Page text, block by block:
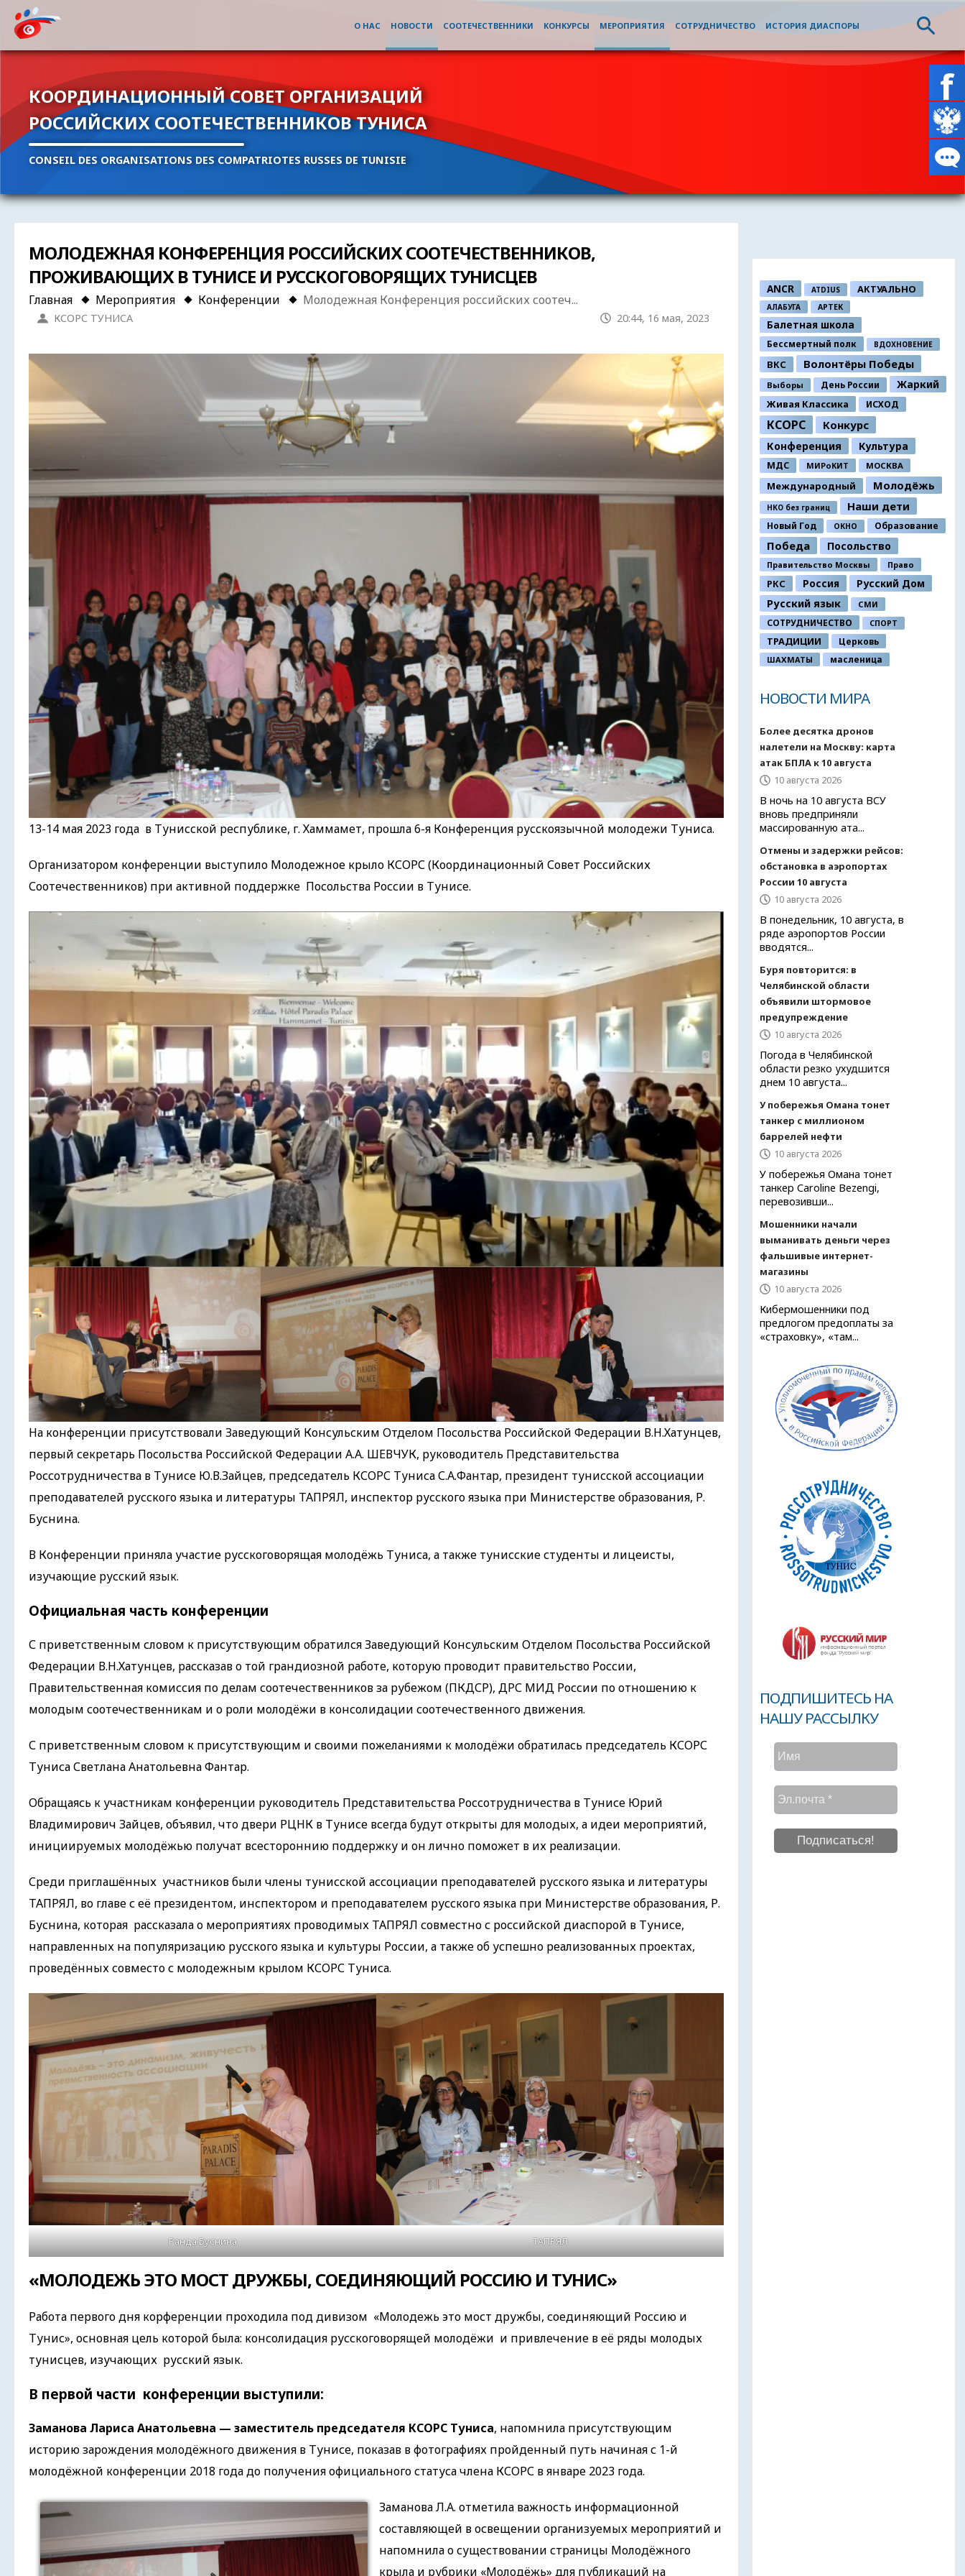
КООРДИНАЦИОННЫЙ СОВЕТ ОРГАНИЗАЦИЙ
РОССИЙСКИХ СООТЕЧЕСТВЕННИКОВ ТУНИСА
CONSEIL DES ORGANISATIONS DES COMPATRIOTES RUSSES DE TUNISIE
О НАС НОВОСТИ СООТЕЧЕСТВЕННИКИ КОНКУРСЫ МЕРОПРИЯТИЯ СОТРУДНИЧЕСТВО ИСТОРИЯ ДИАСПОРЫ
МОЛОДЕЖНAЯ КОНФЕРЕНЦИЯ РОССИЙСКИХ СООТЕЧЕСТВЕННИКОВ,
ПРОЖИВАЮЩИХ В ТУНИСЕ И РУССКОГОВОРЯЩИХ ТУНИСЦЕВ
Главная Мероприятия Конференции Молодежнaя Конференция российских соотеч...
КСОРС ТУНИСА 20:44, 16 мая, 2023
13-14 мая 2023 года в Тунисской республике, г. Хаммамет, прошла 6-я Конференция русскоязычной молодежи Туниса.
Организатором конференции выступило Молодежное крыло КСОРС (Координационный Совет Российских
Соотечественников) при активной поддержке Посольства России в Тунисе.
На конференции присутствовали Заведующий Консульским Отделом Посольства Российской Федерации В.Н.Хатунцев,
первый секретарь Посольства Российской Федерации А.А. ШЕВЧУК, руководитель Представительства
Россотрудничества в Тунисе Ю.В.Зайцев, председатель КСОРС Туниса С.А.Фантар, президент тунисской ассоциации
преподавателей русского языка и литературы ТАПРЯЛ, инспектор русского языка при Министерстве образования, Р.
Буснина.
В Конференции приняла участие русскоговорящая молодёжь Туниса, а также тунисские студенты и лицеисты,
изучающие русский язык.
Официальная часть конференции
С приветственным словом к присутствующим обратился Заведующий Консульским Отделом Посольства Российской
Федерации В.Н.Хатунцев, рассказав о той грандиозной работе, которую проводит правительство России,
Правительственная комиссия по делам соотечественников за рубежом (ПКДСР), ДРС МИД России по отношению к
молодым соотечественникам и о роли молодёжи в консолидации соотечественного движения.
С приветственным словом к присутствующим и своими пожеланиями к молодёжи обратилась председатель КСОРС
Туниса Светлана Анатольевна Фантар.
Обращаясь к участникам конференции руководитель Представительства Россотрудничества в Тунисе Юрий
Владимирович Зайцев, объявил, что двери РЦНК в Тунисе всегда будут открыты для молодых, а идеи мероприятий,
инициируемых молодёжью получат всестороннию поддержку и он лично поможет в их реализации.
Среди приглашённых участников были члены тунисской ассоциации преподавателей русского языка и литературы
ТАПРЯЛ, во главе с её президентом, инспектором и преподавателем русского языка при Министерстве образования, Р.
Буснина, которая рассказала о мероприятиях проводимых ТАПРЯЛ совместно с российской диаспорой в Тунисе,
направленных на популяризацию русского языка и культуры России, а также об успешно реализованных проектах,
проведённых совместо с молодежным крылом КСОРС Туниса.
Ранда Буснина ТАПРЯЛ
«МОЛОДЕЖЬ ЭТО МОСТ ДРУЖБЫ, СОЕДИНЯЮЩИЙ РОССИЮ И ТУНИС»
Работа первого дня корференции проходила под дивизом «Молодежь это мост дружбы, соединяющий Россию и
Тунис», основная цель которой была: консолидация русскоговорящей молодёжи и привлечение в её ряды молодых
тунисцев, изучающих русский язык.
В первой части конференции выступили:
Заманова Лариса Aнатольевна — заместитель председателя КСОРС Туниса, напомнила присутствующим
историю зарождения молодёжного движения в Тунисе, показав в фотографиях пройденный путь начиная с 1-й
молодёжной конференции 2018 года до получения официального статуса члена КСОРС в январе 2023 года.
Заманова Л.A. отметила важность информационной
составляющей в освещении организуемых мероприятий и
напомнила о существовании страницы Молодёжного
крыла и рубрики «Молодёжь» для публикаций на
ANCR ATDIUS АКТУАЛЬНО
АЛАБУГА АРТЕК
Балетная школа
Бессмертный полк ВДОХНОВЕНИЕ
ВКС Волонтёры Победы
Выборы День России Жаркий
Живая Классика ИСХОД
КСОРС Конкурс
Конференция Культура
МДС МИРоКИТ МОСКВА
Международный Молодёжь
НКО без границ Наши дети
Новый Год ОКНО Образование
Победа Посольство
Правительство Москвы Право
РКС Россия
Русский Дом
Русский язык
СМИ
СОТРУДНИЧЕСТВО СПОРТ
ТРАДИЦИИ Церковь
ШАХМАТЫ масленица
НОВОСТИ МИРА
Более десятка дронов
налетели на Москву: карта
атак БПЛА к 10 августа
10 августа 2026
В ночь на 10 августа ВСУ
вновь предприняли
массированную ата...
Отмены и задержки рейсов:
обстановка в аэропортах
России 10 августа
10 августа 2026
В понедельник, 10 августа, в
ряде аэропортов России
вводятся...
Буря повторится: в
Челябинской области
объявили штормовое
предупреждение
10 августа 2026
Погода в Челябинской
области резко ухудшится
днем 10 августа...
У побережья Омана тонет
танкер с миллионом
баррелей нефти
10 августа 2026
У побережья Омана тонет
танкер Caroline Bezengi,
перевозивши...
Мошенники начали
выманивать деньги через
фальшивые интернет-
магазины
10 августа 2026
Кибермошенники под
предлогом предоплаты за
«страховку», «там...
ПОДПИШИТЕСЬ НА
НАШУ РАССЫЛКУ